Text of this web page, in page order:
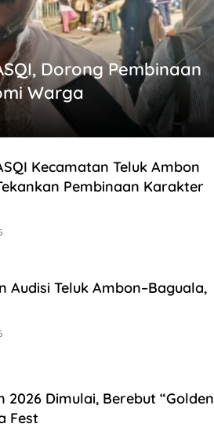
Dorong Pembinaan
Warga
Kecamatan Teluk Ambon
Pembinaan Karakter
Audisi Teluk Ambon–Baguala,
2026 Dimulai, Berebut “Golden
Fest